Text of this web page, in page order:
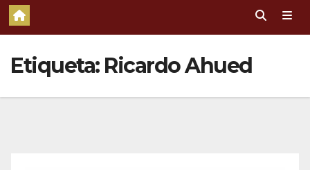
Etiqueta: Ricardo Ahued